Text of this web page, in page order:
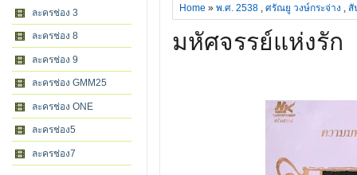
ละครช่อง 3
ละครช่อง 8
ละครช่อง 9
ละครช่อง GMM25
ละครช่อง ONE
ละครช่อง5
ละครช่อง7
Home » พ.ศ. 2538 , ศรัณยู วงษ์กระจ่าง , สั
มหัศจรรย์แห่งรัก